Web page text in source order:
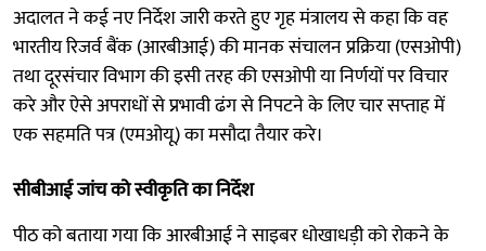
अदालत ने कई नए निर्देश जारी करते हुए गृह मंत्रालय से कहा कि वह
भारतीय रिजर्व बैंक (आरबीआई) की मानक संचालन प्रक्रिया (एसओपी)
तथा दूरसंचार विभाग की इसी तरह की एसओपी या निर्णयों पर विचार
करे और ऐसे अपराधों से प्रभावी ढंग से निपटने के लिए चार सप्ताह में
एक सहमति पत्र (एमओयू) का मसौदा तैयार करे।
सीबीआई जांच को स्वीकृति का निर्देश
पीठ को बताया गया कि आरबीआई ने साइबर धोखाधड़ी को रोकने के